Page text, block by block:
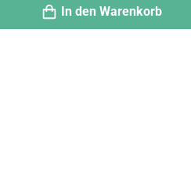
In den Warenkorb